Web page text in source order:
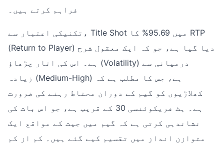
فراہم کرتے ہیں۔
تکنیکی اعتبار سے، Title Shot میں 95.69% کا RTP
(Return to Player) دیا گیا ہے، جو کہ ایک معقول شرح
ہے۔ اس کی اتار چڑھاؤ (Volatility) درمیانی سے
زیادہ (Medium-High) ہے، جس کا مطلب ہے کہ
کھلاڑیوں کو گیم کے دوران محتاط رہنے کی ضرورت
ہے۔ ہٹ فریکوئنسی 30 کے قریب ہے، جو اس بات کی
نشاندہی کرتی ہے کہ گیم میں جیت کے مواقع ایک
متوازن انداز میں تقسیم کیے گئے ہیں۔ کم از کم